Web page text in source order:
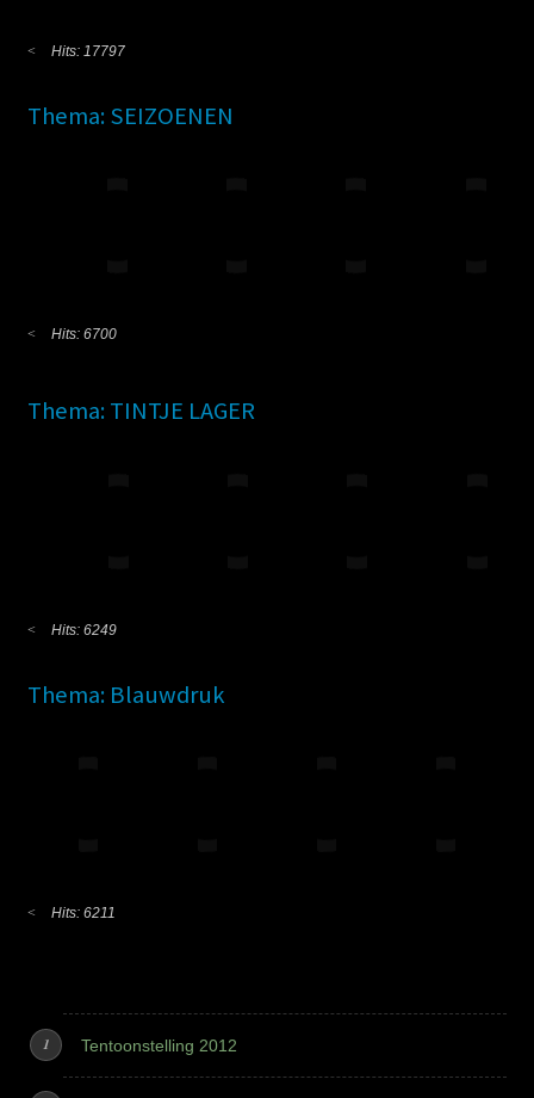
Hits: 17797
Thema: SEIZOENEN
Hits: 6700
Thema: TINTJE LAGER
Hits: 6249
Thema: Blauwdruk
Hits: 6211
Tentoonstelling 2012